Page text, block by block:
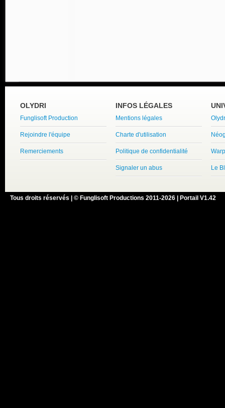
OLYDRI
Funglisoft Production
Rejoindre l'équipe
Remerciements
INFOS LÉGALES
Mentions légales
Charte d'utilisation
Politique de confidentialité
Signaler un abus Le
Tous droits réservés | © Funglisoft Productions 2011-2026 | Portail V1.42